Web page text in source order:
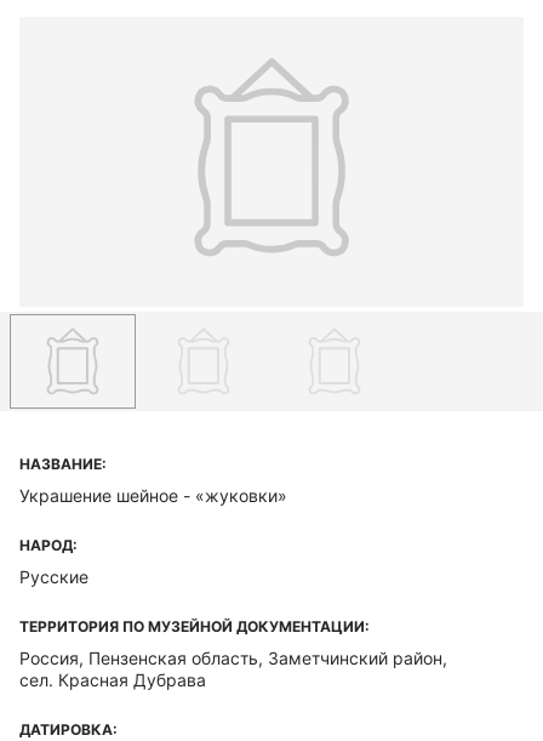
НАЗВАНИЕ:
Украшение шейное - «жуковки»
НАРОД:
Русские
ТЕРРИТОРИЯ ПО МУЗЕЙНОЙ ДОКУМЕНТАЦИИ:
Россия, Пензенская область, Заметчинский район,
сел. Красная Дубрава
ДАТИРОВКА: